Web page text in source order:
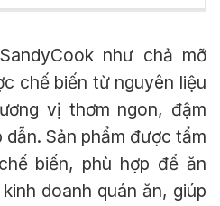
như chả mỡ
chế biến từ nguyên liệu
vị thơm ngon, đậm
Sản phẩm được tẩm
biến, phù hợp để ăn
doanh quán ăn, giúp